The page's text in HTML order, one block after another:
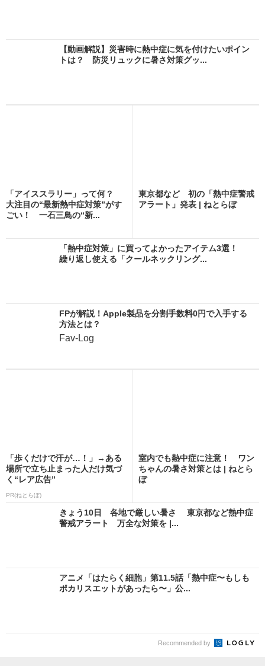
【動画解説】災害時に熱中症に気を付けたいポイン
トは？ 防災リュックに暑さ対策グッ...
「アイススラリー」って何？
大注目の“最新熱中症対策”がす
ごい！ 一石三鳥の“新...
東京都など 初の「熱中症警戒
アラート」発表 | ねとらぼ
「熱中症対策」に買ってよかったアイテム3選！
繰り返し使える「クールネックリング...
FPが解説！Apple製品を分割手数料0円で入手する
方法とは？
Fav-Log
「歩くだけで汗が…！」→ある
場所で立ち止まった人だけ気づ
く“レア広告”
PR(ねとらぼ)
室内でも熱中症に注意！ ワン
ちゃんの暑さ対策とは | ねとら
ぼ
きょう10日 各地で厳しい暑さ 東京都など熱中症
警戒アラート 万全な対策を |...
アニメ「はたらく細胞」第11.5話「熱中症〜もしも
ポカリスエットがあったら〜」公...
Recommended by